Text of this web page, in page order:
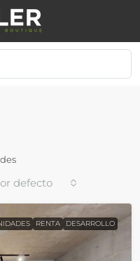
defecto
RENTA DESARROLLO